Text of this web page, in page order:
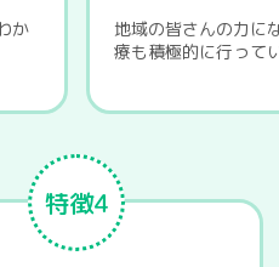
か
地域の皆さんの力に
療も積極的に行って
特徴4